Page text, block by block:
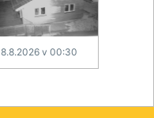
8.8.2026 v 00:30